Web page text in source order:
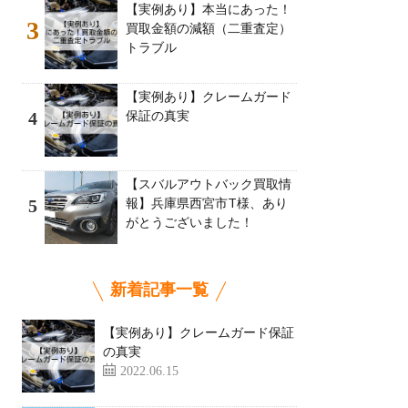
3
【実例あり】本当にあった！
買取金額の減額（二重査定）
トラブル
4
【実例あり】クレームガード
保証の真実
5
【スバルアウトバック買取情
報】兵庫県西宮市T様、あり
がとうございました！
新着記事一覧
【実例あり】クレームガード保証
の真実
2022.06.15